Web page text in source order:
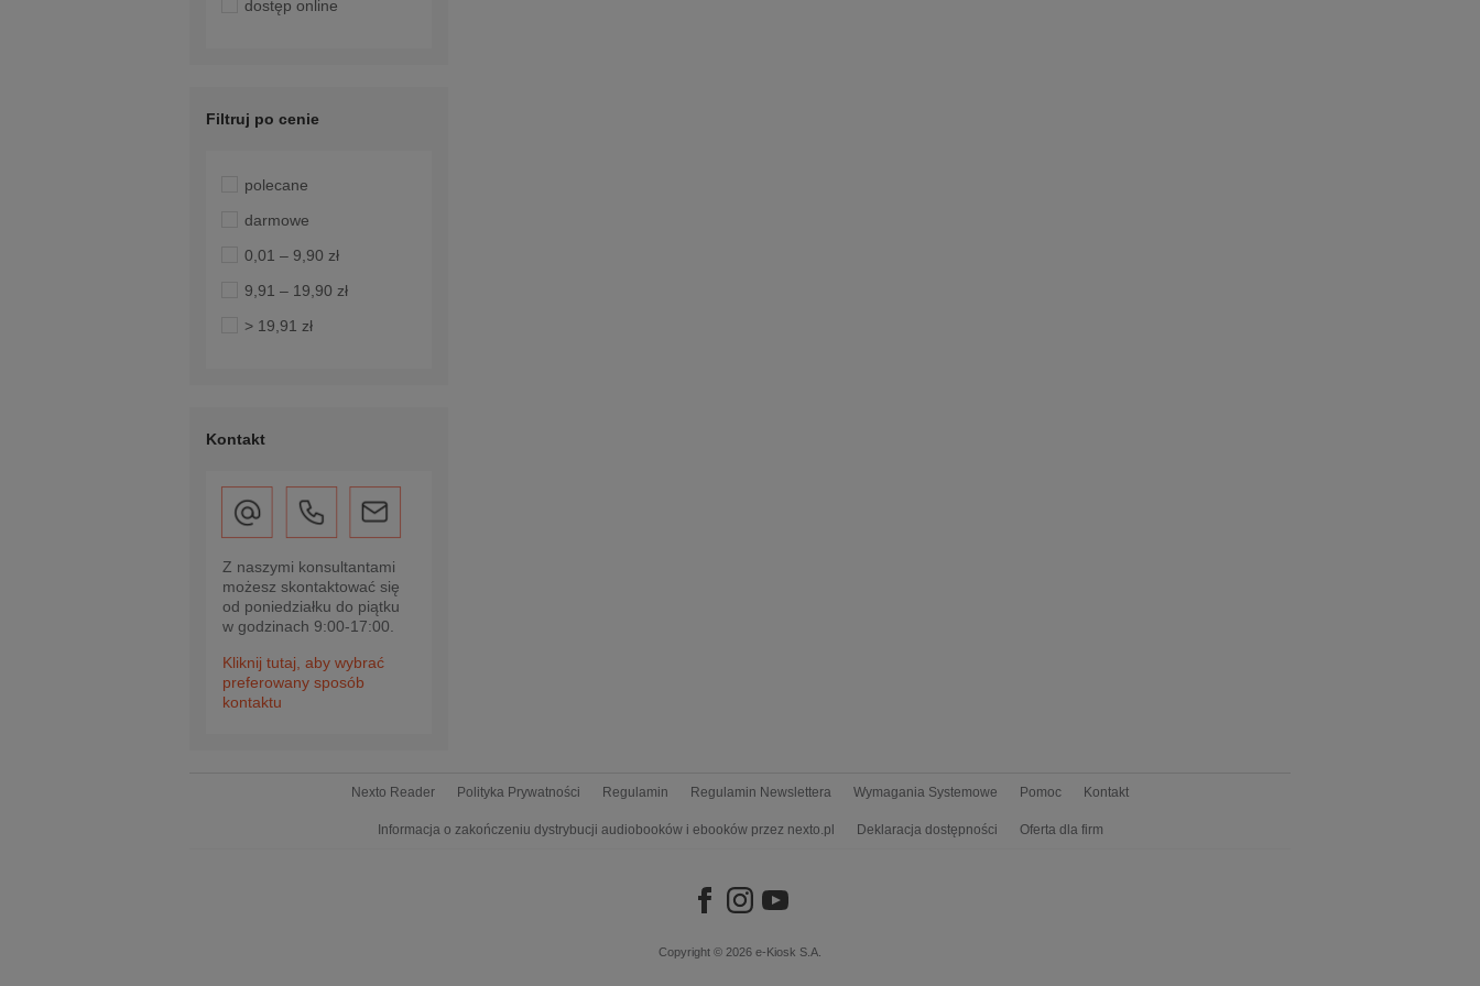
dostęp online
Filtruj po cenie
polecane
darmowe
0,01 – 9,90 zł
9,91 – 19,90 zł
> 19,91 zł
Kontakt
Z naszymi konsultantami
możesz skontaktować się
od poniedziałku do piątku
w godzinach 9:00-17:00.
Kliknij tutaj, aby wybrać
preferowany sposób
kontaktu
Nexto Reader Polityka Prywatności Regulamin Regulamin Newslettera Wymagania Systemowe Pomoc Kontakt
Informacja o zakończeniu dystrybucji audiobooków i ebooków przez nexto.pl Deklaracja dostępności Oferta dla firm
Copyright © 2026 e-Kiosk S.A.